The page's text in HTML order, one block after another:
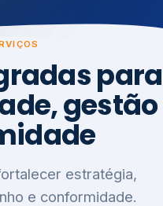
para
gestão
estratégia,
e conformidade.